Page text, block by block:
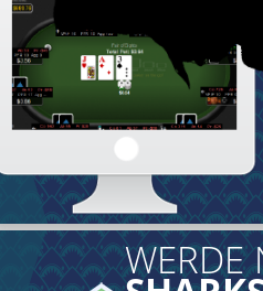
WERDE